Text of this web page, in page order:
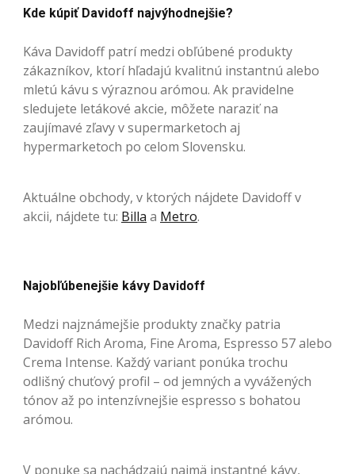
Kde kúpiť Davidoff najvýhodnejšie?
Káva Davidoff patrí medzi obľúbené produkty
zákazníkov, ktorí hľadajú kvalitnú instantnú alebo
mletú kávu s výraznou arómou. Ak pravidelne
sledujete letákové akcie, môžete naraziť na
zaujímavé zľavy v supermarketoch aj
hypermarketoch po celom Slovensku.
Aktuálne obchody, v ktorých nájdete Davidoff v
akcii, nájdete tu: Billa a Metro.
Najobľúbenejšie kávy Davidoff
Medzi najznámejšie produkty značky patria
Davidoff Rich Aroma, Fine Aroma, Espresso 57 alebo
Crema Intense. Každý variant ponúka trochu
odlišný chuťový profil – od jemných a vyvážených
tónov až po intenzívnejšie espresso s bohatou
arómou.
V ponuke sa nachádzajú najmä instantné kávy,